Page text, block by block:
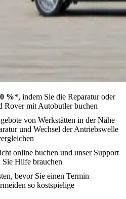
%*, indem Sie die Reparatur oder
Rover mit Autobutler buchen
von Werkstätten in der Nähe
und Wechsel der Antriebswelle
online buchen und unser Support
Hilfe brauchen
bevor Sie einen Termin
so kostspielige